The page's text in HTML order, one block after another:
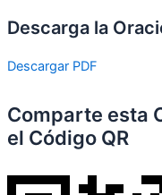
Descarga la
Descargar PDF
Comparte esta
el Código QR